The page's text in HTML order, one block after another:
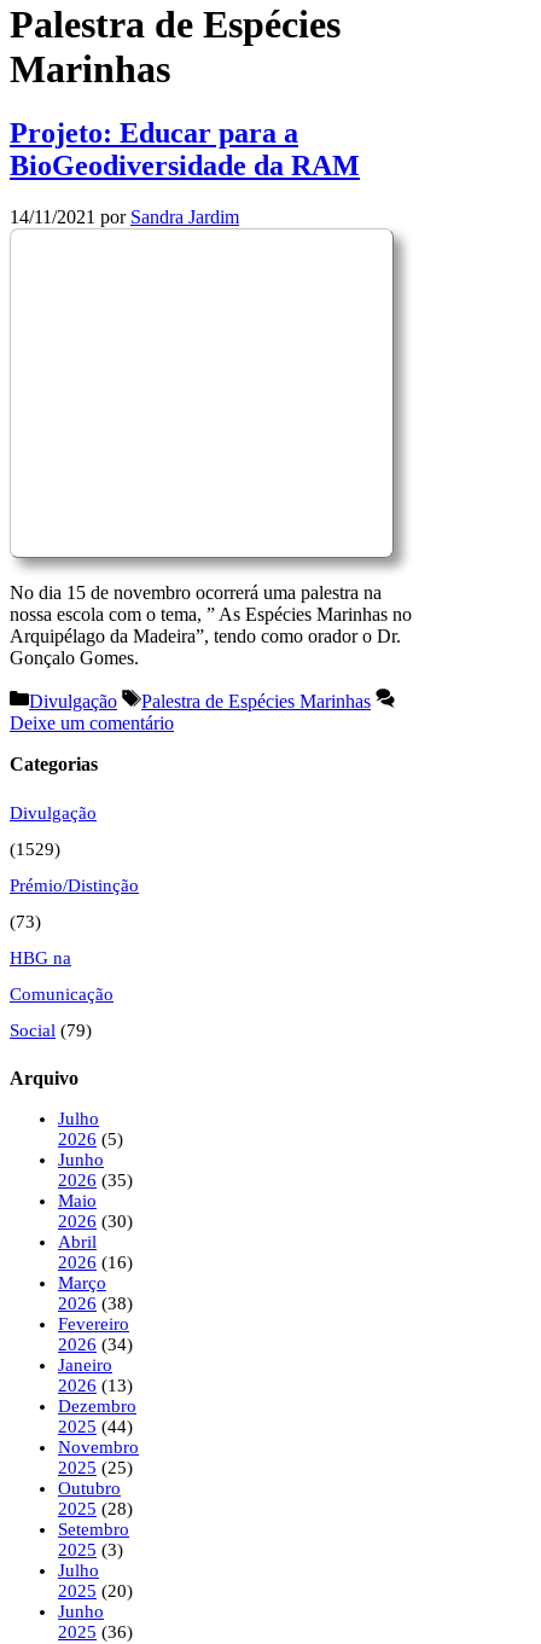
Palestra de Espécies
Marinhas
Projeto: Educar para a
BioGeodiversidade da RAM
14/11/2021 por Sandra Jardim
No dia 15 de novembro ocorrerá uma palestra na
nossa escola com o tema, ” As Espécies Marinhas no
Arquipélago da Madeira”, tendo como orador o Dr.
Gonçalo Gomes.
Categorias
Divulgação Etiquetas
Palestra de Espécies Marinhas
Deixe um comentário
Categorias
Divulgação
(1529)
Prémio/Distinção
(73)
HBG na
Comunicação
Social (79)
Arquivo
Julho
2026 (5)
Junho
2026 (35)
Maio
2026 (30)
Abril
2026 (16)
Março
2026 (38)
Fevereiro
2026 (34)
Janeiro
2026 (13)
Dezembro
2025 (44)
Novembro
2025 (25)
Outubro
2025 (28)
Setembro
2025 (3)
Julho
2025 (20)
Junho
2025 (36)